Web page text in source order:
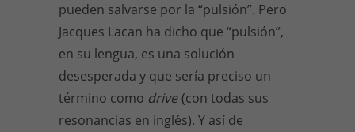
pueden salvarse por la “pulsión”. Pero
Jacques Lacan ha dicho que “pulsión”,
en su lengua, es una solución
desesperada y que sería preciso un
término como drive(con todas sus
resonancias en inglés). Y así de